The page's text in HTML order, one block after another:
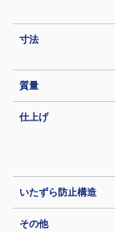
寸法
質量
仕上げ
いたずら防止構造
その他